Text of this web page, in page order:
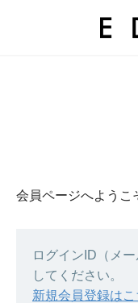
会員ページへようこ
ログインID（メ
してください。
新規会員登録はこ